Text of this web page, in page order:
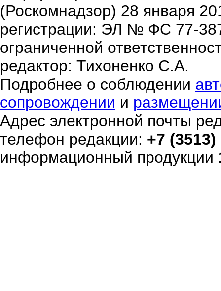
(Роскомнадзор) 28 января
регистрации: ЭЛ № ФС 77-
ограниченной
редактор: Тихоненко С.А.
Подробнее о соблюдении
сопровождении и
Адрес электронной почты
телефон редакции: +7
информационный продукции